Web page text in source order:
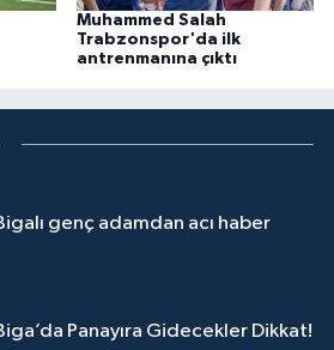
Muhammed Salah
Trabzonspor'da ilk
antrenmanına çıktı
genç adamdan acı haber
Panayıra Gidecekler Dikkat!